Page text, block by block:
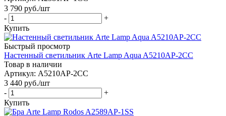
3 790 руб./шт
-
+
Купить
Быстрый просмотр
Настенный светильник Arte Lamp Aqua A5210AP-2CC
Товар в наличии
Артикул: A5210AP-2CC
3 440 руб./шт
-
+
Купить